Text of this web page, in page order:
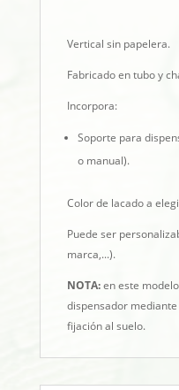
Vertical sin papelera.
Fabricado en tubo y
Incorpora:
Soporte para
o manual).
Color de lacado a
Puede ser
marca,...).
NOTA:en este
dispensador
fijación al suelo.